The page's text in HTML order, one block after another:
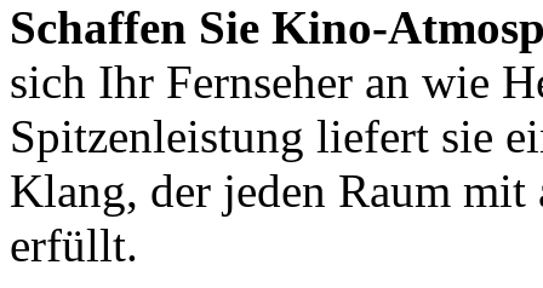
Schaffen Sie Kino-
sich Ihr Fernseher an wie
Spitzenleistung liefert sie
Klang, der jeden Raum
erfüllt.